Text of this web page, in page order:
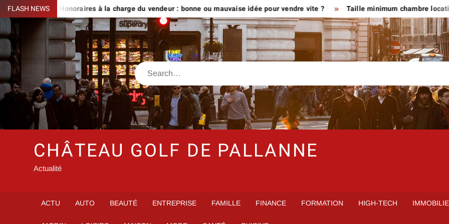
Skip
to
content
FLASH NEWSHonoraires à la charge du vendeur : bonne ou mauvaise idée pour vendre vite ? Taille minimum chambre location en
Search
CHÂTEAU GOLF DE PALLANNE
Actualité
ACTU AUTO BEAUTÉ ENTREPRISE FAMILLE FINANCE FORMATION HIGH-TECH